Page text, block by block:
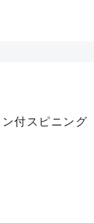
付スピニング